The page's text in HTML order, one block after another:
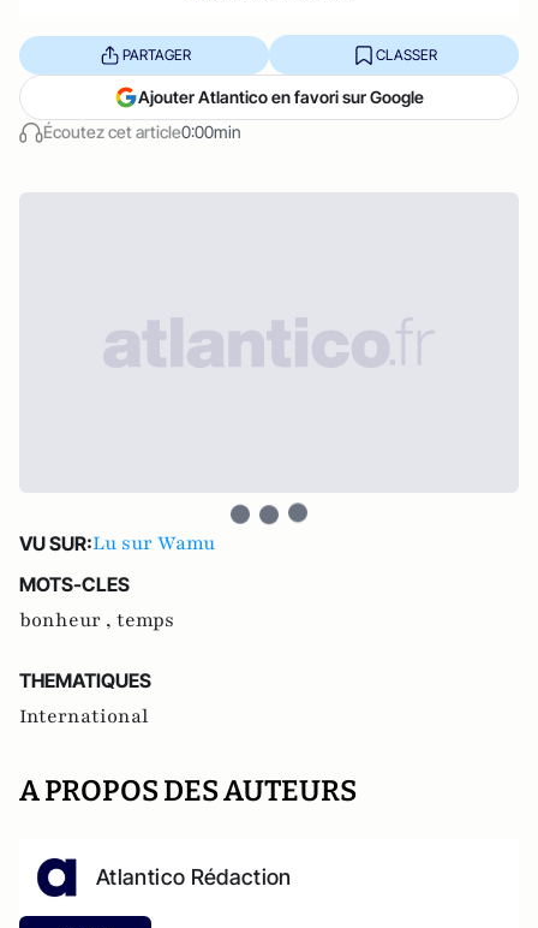
Écoutez cet article0:00min
PARTAGER CLASSER
Ajouter Atlantico en favori sur Google
VU SUR:Lu sur Wamu
MOTS-CLES
bonheur , temps
THEMATIQUES
International
A PROPOS DES AUTEURS
Atlantico Rédaction